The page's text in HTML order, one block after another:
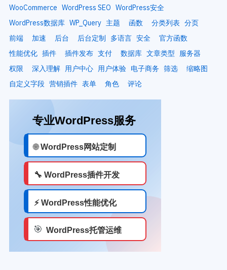
WooCommerce WordPress SEO WordPress安全
WordPress数据库 WP_Query 主题 函数 分类列表 分页
前端
加速 后台 后台定制 多语言 安全
官方函数
性能优化 插件 插件发布 支付 数据库 文章类型
服务器
权限
深入理解 用户中心 用户体验 电子商务 筛选
缩略图
自定义字段 营销插件 表单 角色 评论